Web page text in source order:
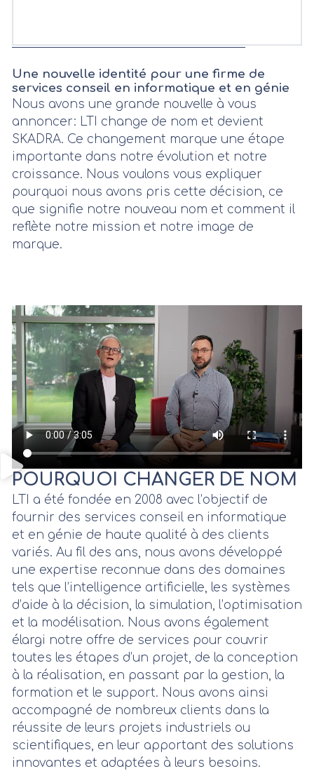
Une nouvelle identité pour une firme de
services conseil en informatique et en génie
Nous avons une grande nouvelle à vous
annoncer: LTI change de nom et devient
SKADRA. Ce changement marque une étape
importante dans notre évolution et notre
croissance. Nous voulons vous expliquer
pourquoi nous avons pris cette décision, ce
que signifie notre nouveau nom et comment il
reflète notre mission et notre image de
marque.
POURQUOI CHANGER DE NOM
LTI a été fondée en 2008 avec l’objectif de
fournir des services conseil en informatique
et en génie de haute qualité à des clients
variés. Au fil des ans, nous avons développé
une expertise reconnue dans des domaines
tels que l’intelligence artificielle, les systèmes
d’aide à la décision, la simulation, l’optimisation
et la modélisation. Nous avons également
élargi notre offre de services pour couvrir
toutes les étapes d’un projet, de la conception
à la réalisation, en passant par la gestion, la
formation et le support. Nous avons ainsi
accompagné de nombreux clients dans la
réussite de leurs projets industriels ou
scientifiques, en leur apportant des solutions
innovantes et adaptées à leurs besoins.